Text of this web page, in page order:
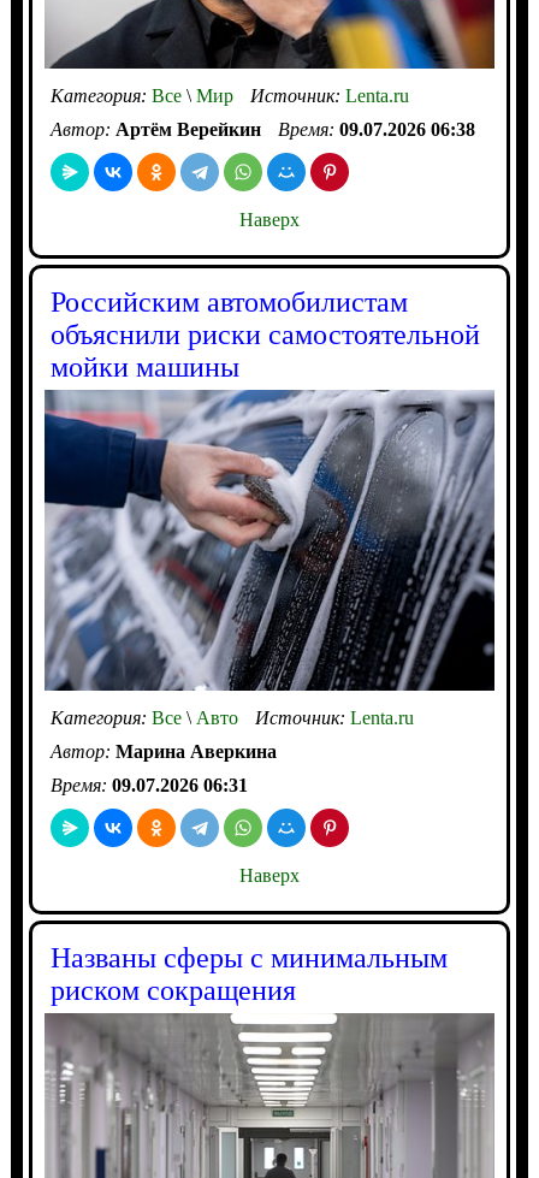
Категория: Все\Мир Источник: Lenta.ru
Автор: Артём Верейкин Время: 09.07.2026 06:38
Наверх
Российским автомобилистам
объяснили риски самостоятельной
мойки машины
Категория: Все\Авто Источник: Lenta.ru
Автор: Марина Аверкина
Время: 09.07.2026 06:31
Наверх
Названы сферы с минимальным
риском сокращения